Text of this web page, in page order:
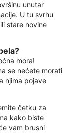
unutar
U tu svrhu
stare novine
mora!
se nećete morati
njima pojave
četku za
kako biste
vam brusni